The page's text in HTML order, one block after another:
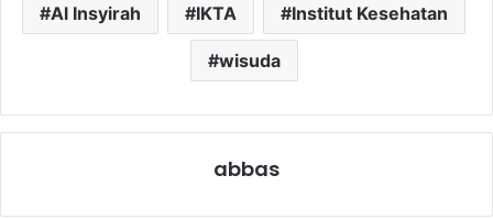
Al Insyirah IKTA Institut Kesehatan
wisuda
abbas